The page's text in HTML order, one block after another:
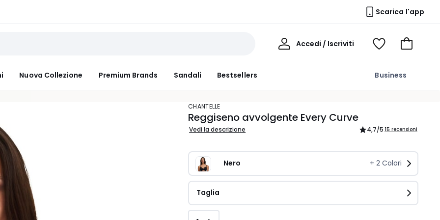
Scarica l'app
Nuova Collezione Premium Brands Sandali Bestsellers Business
Accedi / Iscriviti
Voir
Vai
CHANTELLE
Reggiseno avvolgente Every Curve
Vedi la descrizione 4,7/5 15 recensioni
Nero + 2Colori
Taglia